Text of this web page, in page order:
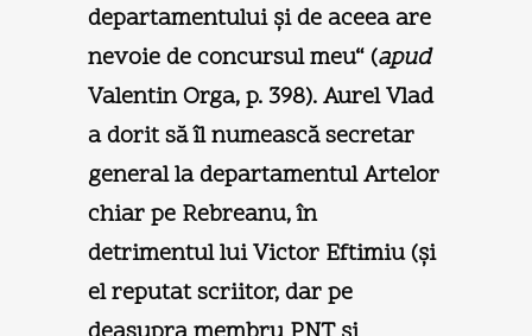
departamentului şi de aceea are
nevoie de concursul meu“ (apud
Valentin Orga, p. 398). Aurel Vlad
a dorit să îl numească secretar
general la departamentul Artelor
chiar pe Rebreanu, în
detrimentul lui Victor Eftimiu (şi
el reputat scriitor, dar pe